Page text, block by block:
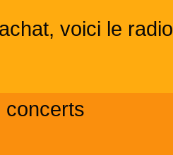
voici le radio
concerts